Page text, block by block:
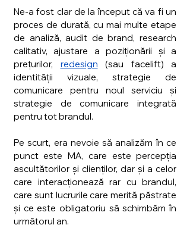
Ne-a fost clar de la început că va fi un
proces de durată, cu mai multe etape
de analiză, audit de brand, research
calitativ, ajustare a poziționării și a
prețurilor, redesign (sau facelift) a
identității vizuale, strategie de
comunicare pentru noul serviciu și
strategie de comunicare integrată
pentru tot brandul.
Pe scurt, era nevoie să analizăm în ce
punct este MA, care este percepția
ascultătorilor și clienților, dar și a celor
care interacționează rar cu brandul,
care sunt lucrurile care merită păstrate
și ce este obligatoriu să schimbăm în
următorul an.